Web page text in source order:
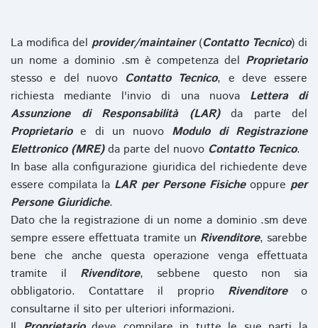
La modifica del provider/maintainer(Contatto Tecnico) di
un nome a dominio .sm è competenza del Proprietario
stesso e del nuovo Contatto Tecnico, e deve essere
richiesta mediante l'invio di una nuova Lettera di
Assunzione di Responsabilità (LAR)da parte del
Proprietarioe di un nuovo Modulo di Registrazione
Elettronico (MRE)da parte del nuovo Contatto Tecnico.
In base alla configurazione giuridica del richiedente deve
essere compilata la LAR per Persone Fisicheoppure per
Persone Giuridiche.
Dato che la registrazione di un nome a dominio .sm deve
sempre essere effettuata tramite un Rivenditore, sarebbe
bene che anche questa operazione venga effettuata
tramite il Rivenditore, sebbene questo non sia
obbligatorio. Contattare il proprio Rivenditoreo
consultarne il sito per ulteriori informazioni.